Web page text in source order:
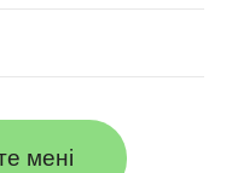
мені